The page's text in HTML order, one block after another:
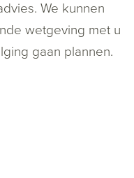
We kunnen
wetgeving met u
gaan plannen.